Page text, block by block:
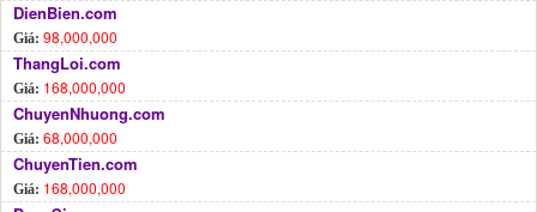
DienBien.com
Giá: 98,000,000
ThangLoi.com
Giá: 168,000,000
ChuyenNhuong.com
Giá: 68,000,000
ChuyenTien.com
Giá: 168,000,000